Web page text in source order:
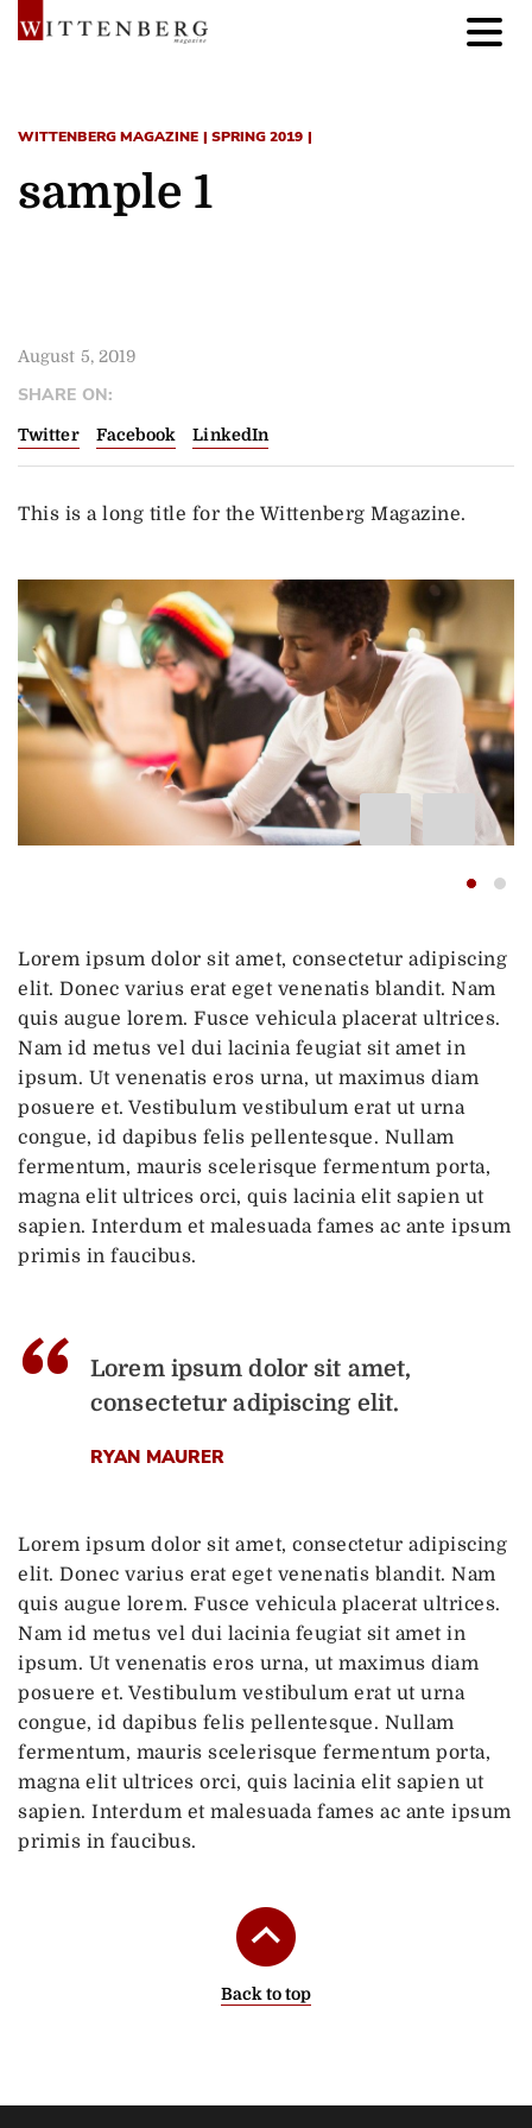
WITTENBERG MAGAZINE | SPRING 2019 |
sample 1
August 5, 2019
SHARE ON:
Twitter Facebook LinkedIn
This is a long title for the Wittenberg Magazine.
Lorem ipsum dolor sit amet, consectetur adipiscing
elit. Donec varius erat eget venenatis blandit. Nam
quis augue lorem. Fusce vehicula placerat ultrices.
Nam id metus vel dui lacinia feugiat sit amet in
ipsum. Ut venenatis eros urna, ut maximus diam
posuere et. Vestibulum vestibulum erat ut urna
congue, id dapibus felis pellentesque. Nullam
fermentum, mauris scelerisque fermentum porta,
magna elit ultrices orci, quis lacinia elit sapien ut
sapien. Interdum et malesuada fames ac ante ipsum
primis in faucibus.
“
Lorem ipsum dolor sit amet,
consectetur adipiscing elit.
RYAN MAURER
Lorem ipsum dolor sit amet, consectetur adipiscing
elit. Donec varius erat eget venenatis blandit. Nam
quis augue lorem. Fusce vehicula placerat ultrices.
Nam id metus vel dui lacinia feugiat sit amet in
ipsum. Ut venenatis eros urna, ut maximus diam
posuere et. Vestibulum vestibulum erat ut urna
congue, id dapibus felis pellentesque. Nullam
fermentum, mauris scelerisque fermentum porta,
magna elit ultrices orci, quis lacinia elit sapien ut
sapien. Interdum et malesuada fames ac ante ipsum
primis in faucibus.
Back to top